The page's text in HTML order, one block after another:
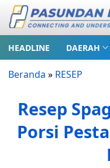
HEADLINE DAERAH
Beranda » RESEP
Resep
Porsi